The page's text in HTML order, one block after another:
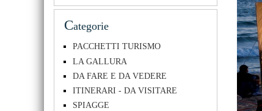
Categorie
PACCHETTI TURISMO
LA GALLURA
DA FARE E DA VEDERE
ITINERARI - DA VISITARE
SPIAGGE